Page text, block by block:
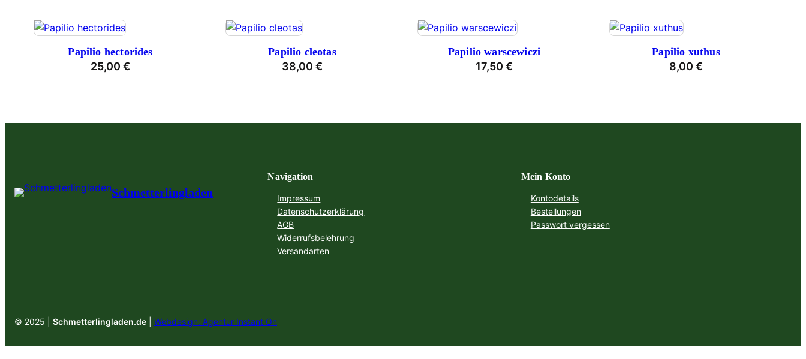
Papilio hectorides
25,00 €
Papilio cleotas
38,00 €
Papilio warscewiczi
17,50 €
Papilio xuthus
8,00 €
Schmetterlingladen
Navigation
Impressum
Datenschutzerklärung
AGB
Widerrufsbelehrung
Versandarten
Mein Konto
Kontodetails
Bestellungen
Passwort vergessen
© 2025 | Schmetterlingladen.de Webdesign: Agentur Instant On